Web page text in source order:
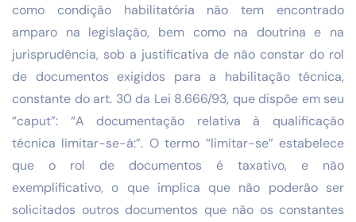
como condição habilitatória não tem encontrado
amparo na legislação, bem como na doutrina e na
jurisprudência, sob a justificativa de não constar do rol
de documentos exigidos para a habilitação técnica,
constante do art. 30 da Lei 8.666/93, que dispõe em seu
“caput”: “A documentação relativa à qualificação
técnica limitar-se-á:”. O termo “limitar-se” estabelece
que o rol de documentos é taxativo, e não
exemplificativo, o que implica que não poderão ser
solicitados outros documentos que não os constantes